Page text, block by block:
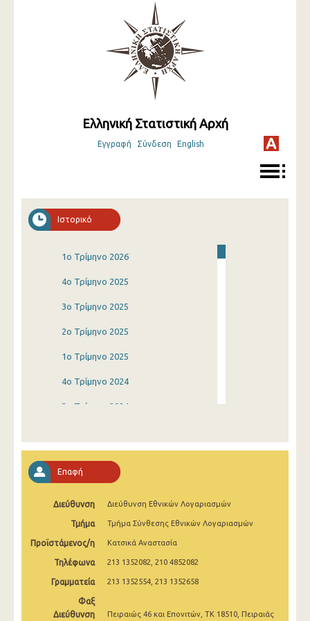
Ελληνική Στατιστική Αρχή
Εγγραφή Σύνδεση English
Ιστορικό
1o Τρίμηνο 2026
4o Τρίμηνο 2025
3o Τρίμηνο 2025
2o Τρίμηνο 2025
1o Τρίμηνο 2025
4o Τρίμηνο 2024
3o Τρίμηνο 2024
4o Τρίμηνο 2023
3o Τρίμηνο 2023
2o Τρίμηνο 2023
1o Τρίμηνο 2023
4o Τρίμηνο 2022
3o Τρίμηνο 2022
Επαφή
Διεύθυνση Διεύθυνση Εθνικών Λογαριασμών
Τμήμα Τμήμα Σύνθεσης Εθνικών Λογαριασμών
Προϊστάμενος/η Κατσικά Αναστασία
Τηλέφωνα 213 1352082, 210 4852082
Γραμματεία 213 1352554, 213 1352658
Φαξ
Διεύθυνση
Πειραιώς 46 και Επονιτών, ΤΚ 18510, Πειραιάς